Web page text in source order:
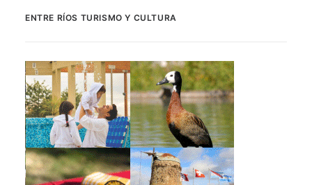
ENTRE RÍOS TURISMO Y CULTURA